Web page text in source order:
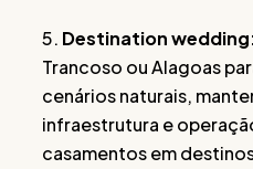
5. Destination
Trancoso ou Alagoas
cenários naturais,
infraestrutura e
casamentos em